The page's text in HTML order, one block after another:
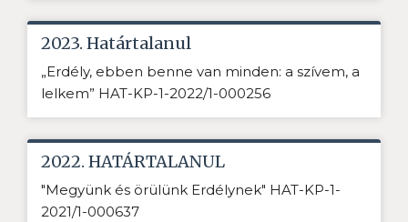
2023. Határtalanul
„Erdély, ebben benne van minden: a szívem, a
lelkem” HAT-KP-1-2022/1-000256
2022. HATÁRTALANUL
"Megyünk és örülünk Erdélynek" HAT-KP-1-
2021/1-000637